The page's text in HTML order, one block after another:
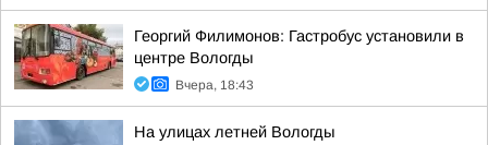
Георгий Филимонов: Гастробус установили в
центре Вологды
Вчера, 18:43
На улицах летней Вологды